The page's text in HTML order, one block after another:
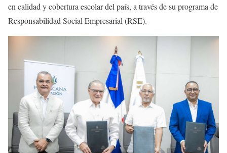
en calidad y cobertura escolar del país, a través de su programa de
Responsabilidad Social Empresarial (RSE).